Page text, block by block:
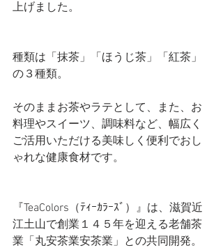
上げました。
種類は「抹茶」「ほうじ茶」「紅茶」
の３種類。
そのままお茶やラテとして、また、お
料理やスイーツ、調味料など、幅広く
ご活用いただける美味しく便利でおし
ゃれな健康食材です。
『TeaColors（ﾃｨｰｶﾗｰｽﾞ）』は、滋賀近
江土山で創業１４５年を迎える老舗茶
業「丸安茶業安茶業」との共同開発。